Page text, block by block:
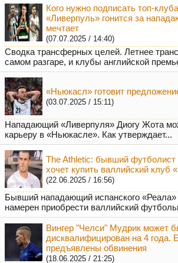
Кого нужно подписать топ-
«Ливерпуль» гонится за
мечтает
(07.07.2025 / 14:40)
Сводка трансферных целей. Летнее
самом разгаре, и клубы английской
«Ньюкасл» готовит
(03.07.2025 / 15:11)
Нападающий «Ливерпуля» Диогу Жота
карьеру в «Ньюкасле». Как утверждает...
The Athletic: бывший футболист
хочет купить валлийский
(22.06.2025 / 16:56)
Бывший нападающий испанского «Реала»
намерен приобрести валлийский
Вингер "Челси" Мудрик может
дисквалифицирован на 4 года.
предъявлены обвинения
(18.06.2025 / 21:25)